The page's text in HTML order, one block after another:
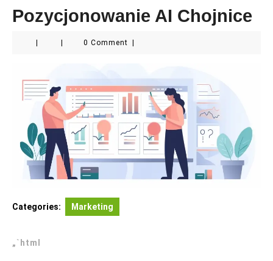
Pozycjonowanie AI Chojnice
0 Comment
Categories: Marketing
„`html